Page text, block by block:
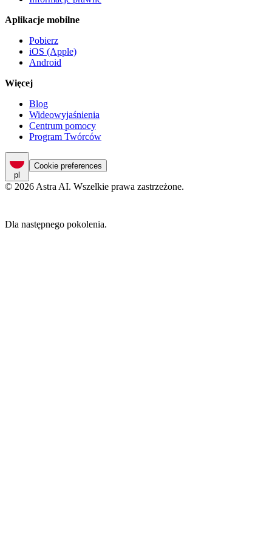
Aplikacje mobilne
Pobierz
iOS (Apple)
Android
Więcej
Blog
Wideowyjaśnienia
Centrum pomocy
Program Twórców
pl
Cookie preferences
© 2026 Astra AI. Wszelkie prawa zastrzeżone.
Dla następnego pokolenia.